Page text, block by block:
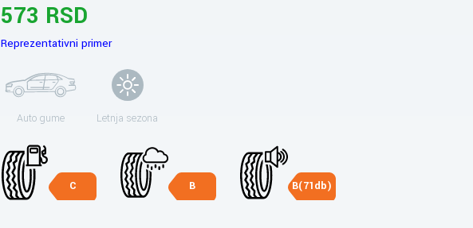
573 RSD
Reprezentativni primer
Auto gume Letnja sezona
C B B(71db)